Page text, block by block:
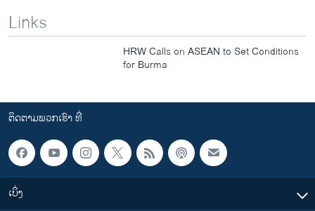
Links
HRW Calls on ASEAN to Set Conditions
for Burma
ຕິດຕາມພວກເຮົາ ທີ່
ເບິ່ງ